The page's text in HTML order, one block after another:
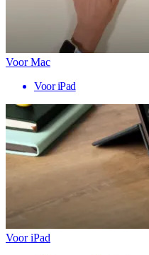
Voor Mac
Voor iPad
Voor iPad